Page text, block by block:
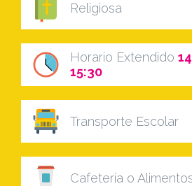
Religiosa
Horario Extendido
15:30
Transporte Escolar
Cafetería o